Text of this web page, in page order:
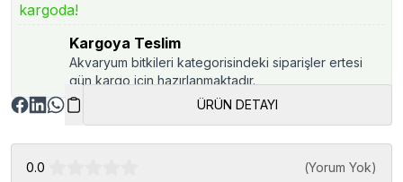
kargoda!
Kargoya Teslim
Akvaryum bitkileri kategorisindeki siparişler ertesi
gün kargo için hazırlanmaktadır.
ÜRÜN DETAYI
0.0 (Yorum Yok)